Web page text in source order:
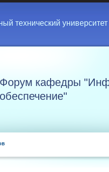
технический университет
Форум кафедры
обеспечение"